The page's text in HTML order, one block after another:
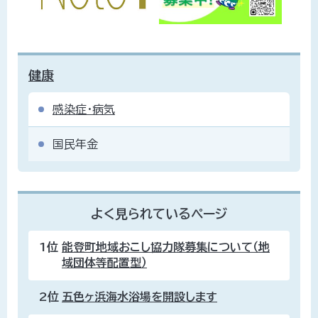
健康
感染症・病気
国民年金
よく見られているページ
1位 能登町地域おこし協力隊募集について（地
域団体等配置型）
2位 五色ヶ浜海水浴場を開設します